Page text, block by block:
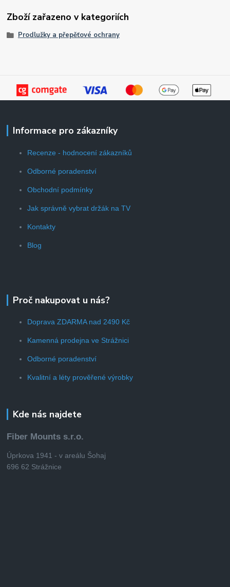
Zboží zařazeno v kategoriích
Prodlužky a přepěťové ochrany
Informace pro zákazníky
Recenze - hodnocení zákazníků
Odborné poradenství
Obchodní podmínky
Jak správně vybrat držák na TV
Kontakty
Blog
Proč nakupovat u nás?
Doprava ZDARMA nad 2490 Kč
Kamenná prodejna ve Strážnici
Odborné poradenství
Kvalitní a léty prověřené výrobky
Kde nás najdete
Fiber Mounts s.r.o.
Úprkova 1941 - v areálu Šohaj
696 62 Strážnice